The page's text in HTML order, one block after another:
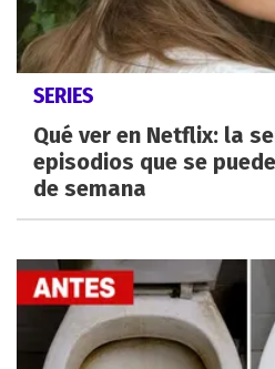
SERIES
Qué ver en Netflix: la
episodios que se
de semana